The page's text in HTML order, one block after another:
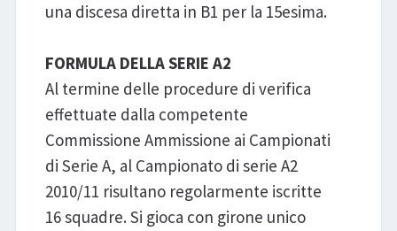
una discesa diretta in B1 per la 15esima.
FORMULA DELLA SERIE A2
Al termine delle procedure di verifica
effettuate dalla competente
Commissione Ammissione ai Campionati
di Serie A, al Campionato di serie A2
2010/11 risultano regolarmente iscritte
16 squadre. Si gioca con girone unico